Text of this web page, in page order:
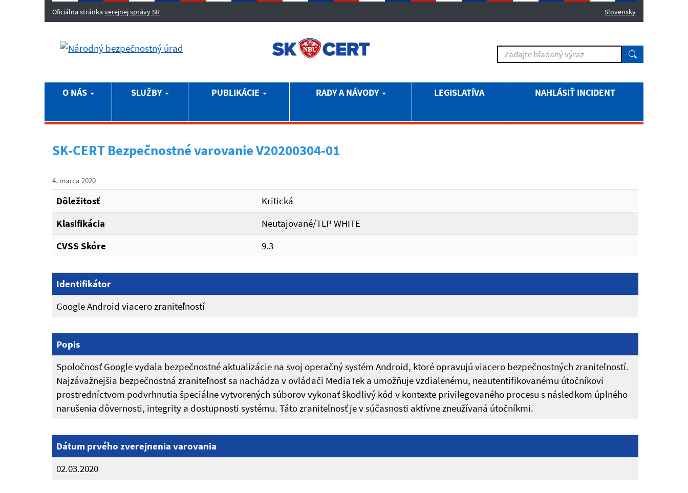
Oficiálna stránka verejnej správy SR Slovensky
O NÁS SLUŽBY PUBLIKÁCIE RADY A NÁVODY LEGISLATÍVA NAHLÁSIŤ INCIDENT
SK-CERT Bezpečnostné varovanie V20200304-01
4. marca 2020
Dôležitosť
Kritická
Klasifikácia
Neutajované/TLP WHITE
CVSS Skóre
9.3
Identifikátor
Google Android viacero zraniteľností
Popis
Spoločnosť Google vydala bezpečnostné aktualizácie na svoj operačný systém Android, ktoré opravujú viacero bezpečnostných zraniteľností.
Najzávažnejšia bezpečnostná zraniteľnosť sa nachádza v ovládači MediaTek a umožňuje vzdialenému, neautentifikovanému útočníkovi
prostredníctvom podvrhnutia špeciálne vytvorených súborov vykonať škodlivý kód v kontexte privilegovaného procesu s následkom úplného
narušenia dôvernosti, integrity a dostupnosti systému. Táto zraniteľnosť je v súčasnosti aktívne zneužívaná útočníkmi.
Dátum prvého zverejnenia varovania
02.03.2020